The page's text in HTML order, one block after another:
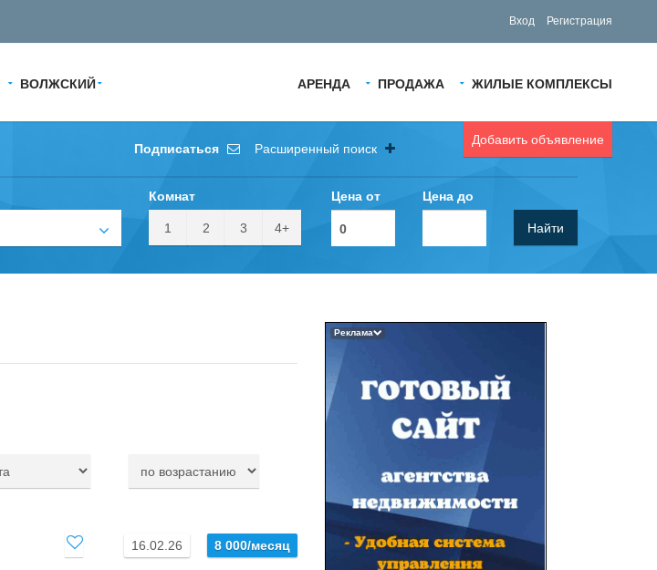
Вход Регистрация
АРЕНДА ПРОДАЖА ЖИЛЫЕ КОМПЛЕКСЫ
ВОЛЖСКИЙ
Добавить объявление
Подписаться Расширенный поиск
Комнат
1 2 3 4+
Цена от Цена до
Найти
16.02.26 8 000/месяц
Реклама